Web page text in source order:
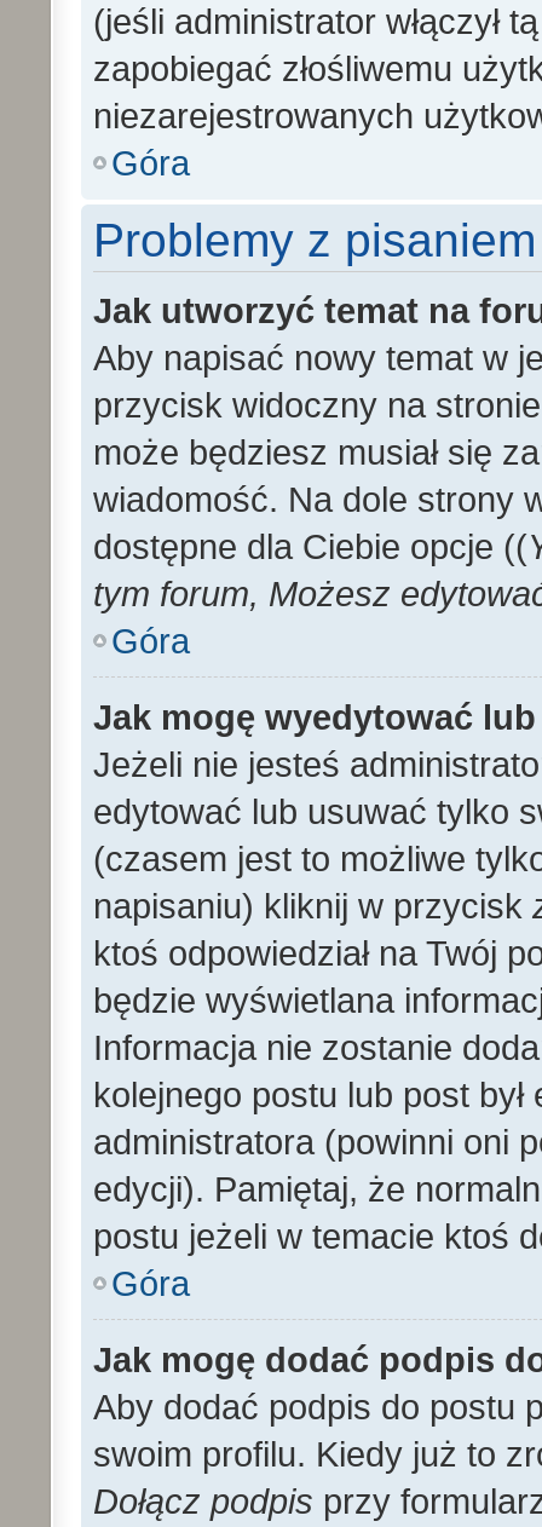
(jeśli administrator włączył
zapobiegać złośliwemu
niezarejestrowanych
Góra
Problemy z pisaniem
Jak utworzyć temat na
Aby napisać nowy temat w
przycisk widoczny na
może będziesz musiał się
wiadomość. Na dole strony
dostępne dla Ciebie opcje ((
tym forum, Możesz
Góra
Jak mogę wyedytować
Jeżeli nie jesteś
edytować lub usuwać tylko
(czasem jest to możliwe
napisaniu) kliknij w przycisk
ktoś odpowiedział na Twój
będzie wyświetlana
Informacja nie zostanie
kolejnego postu lub post
administratora (powinni oni
edycji). Pamiętaj, że
postu jeżeli w temacie ktoś
Góra
Jak mogę dodać podpis
Aby dodać podpis do postu
swoim profilu. Kiedy już to
Dołącz podpis przy